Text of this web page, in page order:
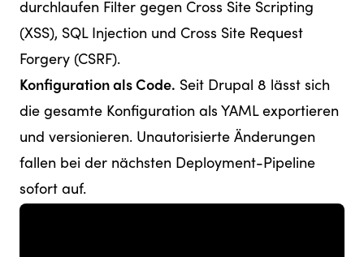
durchlaufen Filter gegen Cross Site Scripting
(XSS), SQL Injection und Cross Site Request
Forgery (CSRF).
Konfiguration als Code. Seit Drupal 8 lässt sich
die gesamte Konfiguration als YAML exportieren
und versionieren. Unautorisierte Änderungen
fallen bei der nächsten Deployment-Pipeline
sofort auf.